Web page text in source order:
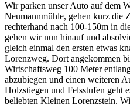
Wir parken unser Auto auf dem
Neumannmühle, gehen kurz die
rechterhand nach 100-150m in
gehen wir nun hinauf und
gleich einmal den ersten etwas
Lorenzweg. Dort angekommen
Wirtschaftsweg 100 Meter
abzubiegen und einen weiteren
Holzstiegen und Felsstufen geht
beliebten Kleinen Lorenzstein.